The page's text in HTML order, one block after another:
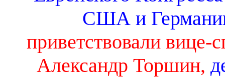
США и
приветствовали
Александр Торшин,